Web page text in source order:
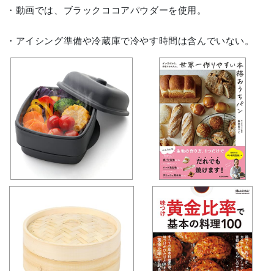
・動画では、ブラックココアパウダーを使用。